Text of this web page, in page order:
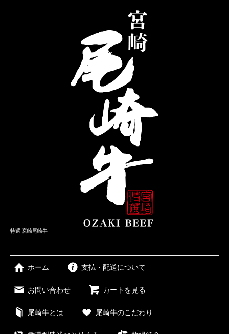
特選 宮崎尾崎牛
ホーム 支払・配送について
お問い合わせ カートを見る
尾崎牛とは 尾崎牛のこだわり